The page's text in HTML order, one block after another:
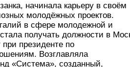
начинала карьеру в своём
молодёжных проектов.
в сфере молодежной и
получать должности в
президенте по
Возглавляла
«Система», созданный,